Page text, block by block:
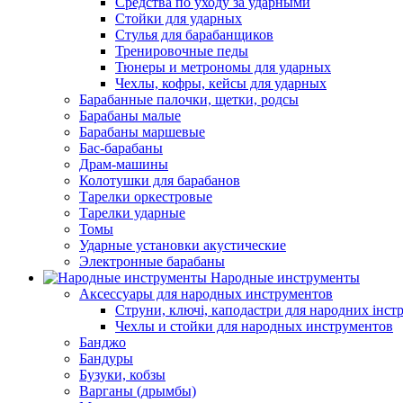
Стойки для ударных
Стулья для барабанщиков
Тренировочные педы
Тюнеры и метрономы для ударных
Чехлы, кофры, кейсы для ударных
Барабанные палочки, щетки, родсы
Барабаны малые
Барабаны маршевые
Бас-барабаны
Драм-машины
Колотушки для барабанов
Тарелки оркестровые
Тарелки ударные
Томы
Ударные установки акустические
Электронные барабаны
Народные инструменты
Аксессуары для народных инструментов
Струни, ключі, каподастри для народних
Чехлы и стойки для народных инструментов
Банджо
Бандуры
Бузуки, кобзы
Варганы (дрымбы)